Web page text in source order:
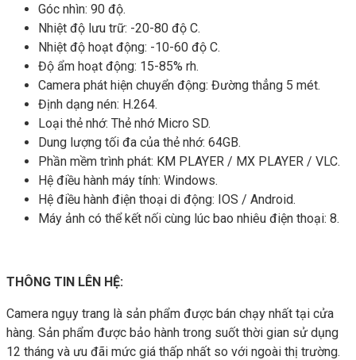
Góc nhìn: 90 độ.
Nhiệt độ lưu trữ: -20-80 độ C.
Nhiệt độ hoạt động: -10-60 độ C.
Độ ẩm hoạt động: 15-85% rh.
Camera phát hiện chuyển động: Đường thẳng 5 mét.
Định dạng nén: H.264.
Loại thẻ nhớ: Thẻ nhớ Micro SD.
Dung lượng tối đa của thẻ nhớ: 64GB.
Phần mềm trình phát: KM PLAYER / MX PLAYER / VLC.
Hệ điều hành máy tính: Windows.
Hệ điều hành điện thoại di động: IOS / Android.
Máy ảnh có thể kết nối cùng lúc bao nhiêu điện thoại: 8.
THÔNG TIN LÊN HỆ:
Camera ngụy trang là sản phẩm được bán chạy nhất tại cửa
hàng. Sản phẩm được bảo hành trong suốt thời gian sử dụng
12 tháng và ưu đãi mức giá thấp nhất so với ngoài thị trường.